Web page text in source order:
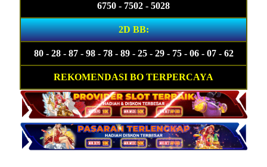
6750 - 7502 - 5028
2D BB:
80 - 28 - 87 - 98 - 78 - 89 - 25 - 29 - 75 - 06 - 07 - 62
REKOMENDASI BO TERPERCAYA